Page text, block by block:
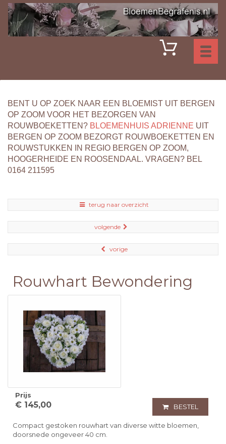
BENT U OP ZOEK NAAR EEN BLOEMIST UIT BERGEN
OP ZOOM VOOR HET BEZORGEN VAN
ROUWBOEKETTEN? BLOEMENHUIS ADRIENNE UIT
BERGEN OP ZOOM BEZORGT ROUWBOEKETTEN EN
ROUWSTUKKEN IN REGIO BERGEN OP ZOOM,
HOOGERHEIDE EN ROOSENDAAL. VRAGEN? BEL
0164 211595
terug naar overzicht
volgende
vorige
Rouwhart Bewondering
Prijs
€ 145,00 BESTEL
Compact gestoken rouwhart van diverse witte bloemen,
doorsnede ongeveer 40 cm.